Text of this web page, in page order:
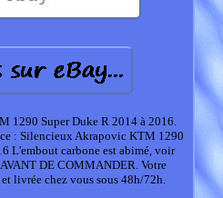
1290 Super Duke R 2014 à 2016.
: Silencieux Akrapovic KTM 1290
L'embout carbone est abimé, voir
DE COMMANDER. Votre
et livrée chez vous sous 48h/72h.